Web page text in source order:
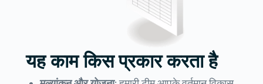
यह काम किस प्रकार करता है